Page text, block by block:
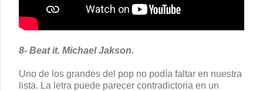
8- Beat it. Michael Jakson.
Uno de los grandes del pop no podía faltar en nuestra
lista. La letra puede parecer contradictoria en un